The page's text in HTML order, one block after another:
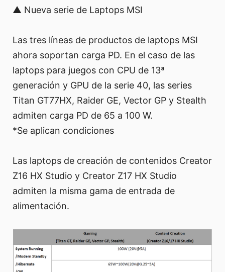
▲ Nueva serie de Laptops MSI
Las tres líneas de productos de laptops MSI
ahora soportan carga PD. En el caso de las
laptops para juegos con CPU de 13ª
generación y GPU de la serie 40, las series
Titan GT77HX, Raider GE, Vector GP y Stealth
admiten carga PD de 65 a 100 W.
*Se aplican condiciones
Las laptops de creación de contenidos Creator
Z16 HX Studio y Creator Z17 HX Studio
admiten la misma gama de entrada de
alimentación.